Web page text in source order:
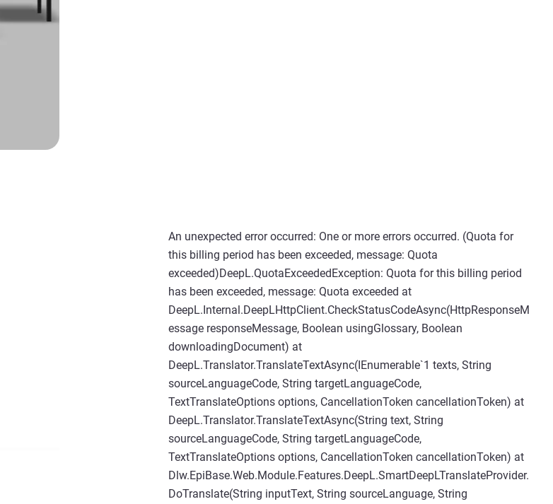
An unexpected error occurred: One or more errors occurred. (Quota for
this billing period has been exceeded, message: Quota
exceeded)DeepL.QuotaExceededException: Quota for this billing period
has been exceeded, message: Quota exceeded at
DeepL.Internal.DeepLHttpClient.CheckStatusCodeAsync(HttpResponseM
essage responseMessage, Boolean usingGlossary, Boolean
downloadingDocument) at
DeepL.Translator.TranslateTextAsync(IEnumerable`1 texts, String
sourceLanguageCode, String targetLanguageCode,
TextTranslateOptions options, CancellationToken cancellationToken) at
DeepL.Translator.TranslateTextAsync(String text, String
sourceLanguageCode, String targetLanguageCode,
TextTranslateOptions options, CancellationToken cancellationToken) at
Dlw.EpiBase.Web.Module.Features.DeepL.SmartDeepLTranslateProvider.
DoTranslate(String inputText, String sourceLanguage, String